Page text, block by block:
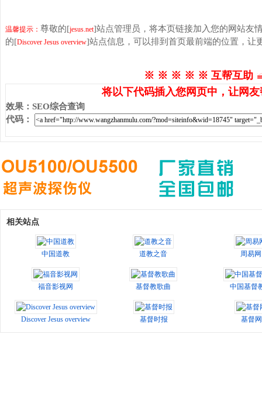
温馨提示： 尊敬的[jesus.net]站点管理员，将本页链接加入您的网站友
的[Discover Jesus overview]站点信息，可以排到首页最前端的位置，让
※ ※ ※ ※ ※ 互帮互助
将以下代码插入您网页中，让网
效果 ： SEO综合查询
代码 ：
相关站点
中国道教 道教之音 周易网
福音影视网 基督教歌曲 中国基督
Discover Jesus overview 基督时报 基督网